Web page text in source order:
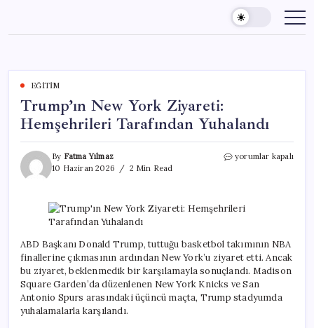
content
EĞITIM
Trump’ın New York Ziyareti:
Hemşehrileri Tarafından Yuhalandı
By Fatma Yılmaz
10 Haziran 2026
2 Min Read
Trump’ın
Hemşehrileri
Tarafından
için
yorumlar kapalı
ABD Başkanı Donald Trump, tuttuğu basketbol takımının NBA
finallerine çıkmasının ardından New York’u ziyaret etti. Ancak
bu ziyaret, beklenmedik bir karşılamayla sonuçlandı. Madison
Square Garden’da düzenlenen New York Knicks ve San
Antonio Spurs arasındaki üçüncü maçta, Trump stadyumda
yuhalamalarla karşılandı.